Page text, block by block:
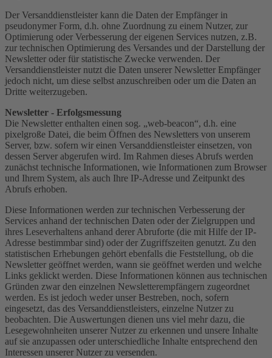
Der Versanddienstleister kann die Daten der Empfänger in
pseudonymer Form, d.h. ohne Zuordnung zu einem Nutzer, zur
Optimierung oder Verbesserung der eigenen Services nutzen, z.B.
zur technischen Optimierung des Versandes und der Darstellung der
Newsletter oder für statistische Zwecke verwenden. Der
Versanddienstleister nutzt die Daten unserer Newsletter Empfänger
jedoch nicht, um diese selbst anzuschreiben oder um die Daten an
Dritte weiterzugeben.
Newsletter - Erfolgsmessung
Die Newsletter enthalten einen sog. „web-beacon“, d.h. eine
pixelgroße Datei, die beim Öffnen des Newsletters von unserem
Server, bzw. sofern wir einen Versanddienstleister einsetzen, von
dessen Server abgerufen wird. Im Rahmen dieses Abrufs werden
zunächst technische Informationen, wie Informationen zum Browser
und Ihrem System, als auch Ihre IP-Adresse und Zeitpunkt des
Abrufs erhoben.
Diese Informationen werden zur technischen Verbesserung der
Services anhand der technischen Daten oder der Zielgruppen und
ihres Leseverhaltens anhand derer Abruforte (die mit Hilfe der IP-
Adresse bestimmbar sind) oder der Zugriffszeiten genutzt. Zu den
statistischen Erhebungen gehört ebenfalls die Feststellung, ob die
Newsletter geöffnet werden, wann sie geöffnet werden und welche
Links geklickt werden. Diese Informationen können aus technischen
Gründen zwar den einzelnen Newsletterempfängern zugeordnet
werden. Es ist jedoch weder unser Bestreben, noch, sofern
eingesetzt, das des Versanddienstleisters, einzelne Nutzer zu
beobachten. Die Auswertungen dienen uns viel mehr dazu, die
Lesegewohnheiten unserer Nutzer zu erkennen und unsere Inhalte
auf sie anzupassen oder unterschiedliche Inhalte entsprechend den
Interessen unserer Nutzer zu versenden.